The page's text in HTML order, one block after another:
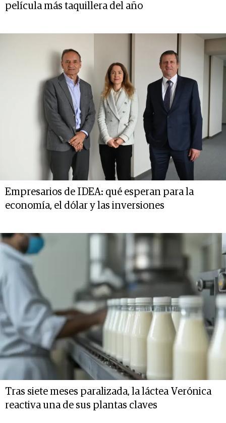
película más taquillera del año
Empresarios de IDEA: qué esperan para la
economía, el dólar y las inversiones
Tras siete meses paralizada, la láctea Verónica
reactiva una de sus plantas claves